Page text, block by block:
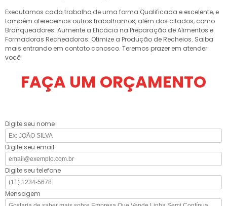
Executamos cada trabalho de uma forma Qualificada e excelente, e
também oferecemos outros trabalhamos, além dos citados, como
Branqueadores: Aumente a Eficácia na Preparação de Alimentos e
Formadoras Recheadoras: Otimize a Produção de Recheios. Saiba
mais entrando em contato conosco. Teremos prazer em atender
você!
FAÇA UM ORÇAMENTO
Digite seu nome
Digite seu email
Digite seu telefone
Mensagem